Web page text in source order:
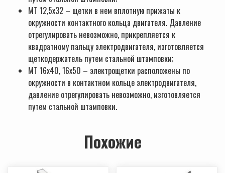
МТ 12,5х32 – щетки в нем вплотную прижаты к
окружности контактного кольца двигателя. Давление
отрегулировать невозможно, прикрепляется к
квадратному пальцу электродвигателя, изготовляется
щеткодержатель путем стальной штамповки;
МТ 16х40, 16х50 – электрощетки расположены по
окружности в контактном кольце электродвигателя,
давление отрегулировать невозможно, изготовляется
путем стальной штамповки.
Похожие